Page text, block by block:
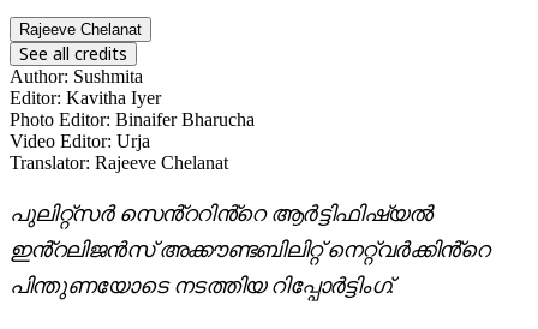
Rajeeve Chelanat
See all credits
Author: Sushmita
Editor: Kavitha Iyer
Photo Editor: Binaifer Bharucha
Video Editor: Urja
Translator: Rajeeve Chelanat
പുലിറ്റ്സർ സെൻ്ററിൻ്റെ ആർട്ടിഫിഷ്യൽ
ഇൻ്റലിജൻസ് അക്കൗണ്ടബിലിറ്റ് നെറ്റ്‌വർക്കിൻ്റെ
പിന്തുണയോടെ നടത്തിയ റിപ്പോർട്ടിംഗ്.